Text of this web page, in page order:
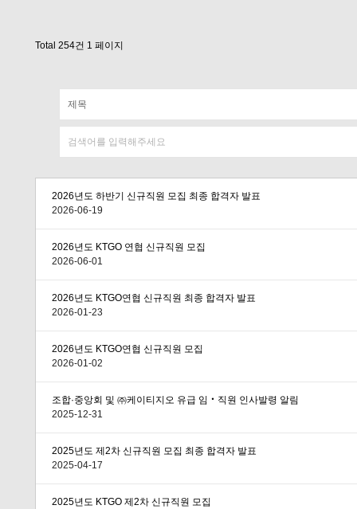
Total 254건 1 페이지
2026년도 하반기 신규직원 모집 최종 합격자 발표
2026-06-19
2026년도 KTGO 연협 신규직원 모집
2026-06-01
2026년도 KTGO연협 신규직원 최종 합격자 발표
2026-01-23
2026년도 KTGO연협 신규직원 모집
2026-01-02
조합·중앙회 및 ㈜케이티지오 유급 임‧직원 인사발령 알림
2025-12-31
2025년도 제2차 신규직원 모집 최종 합격자 발표
2025-04-17
2025년도 KTGO 제2차 신규직원 모집